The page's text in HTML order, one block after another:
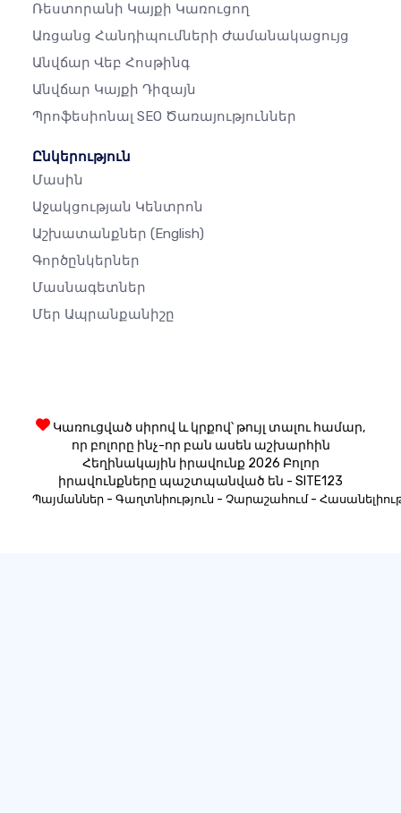
Ռեստորանի Կայքի Կառուցող
Առցանց Հանդիպումների Ժամանակացույց
Անվճար Վեբ Հոսթինգ
Անվճար Կայքի Դիզայն
Պրոֆեսիոնալ SEO Ծառայություններ
Ընկերություն
Մասին
Աջակցության Կենտրոն
Աշխատանքներ (English)
Գործընկերներ
Մասնագետներ
Մեր Ապրանքանիշը
Կառուցված սիրով և կրքով՝ թույլ տալու համար,
որ բոլորը ինչ-որ բան ասեն աշխարհին
Հեղինակային իրավունք 2026 Բոլոր
իրավունքները պաշտպանված են - SITE123
Պայմաններ - Գաղտնիություն - Չարաշահում-